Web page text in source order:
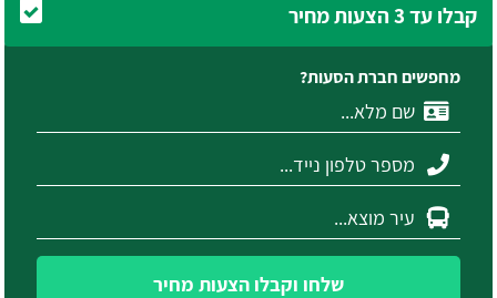
קבלו עד 3 הצעות מחיר
מחפשים חברת הסעות?
שלחו וקבלו הצעות מחיר